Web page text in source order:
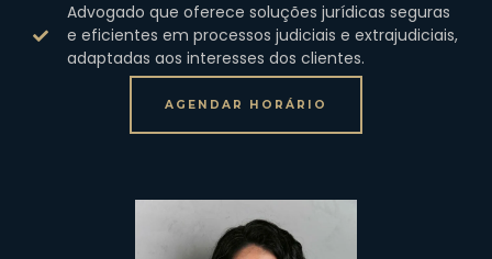
Advogado que oferece soluções jurídicas seguras
e eficientes em processos judiciais e extrajudiciais,
adaptadas aos interesses dos clientes.
AGENDAR HORÁRIO